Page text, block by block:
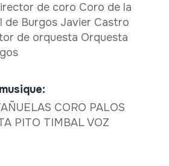
de coro Coro de la
de Burgos Javier Castro
de orquesta Orquesta
CORO PALOS
PITO TIMBAL VOZ